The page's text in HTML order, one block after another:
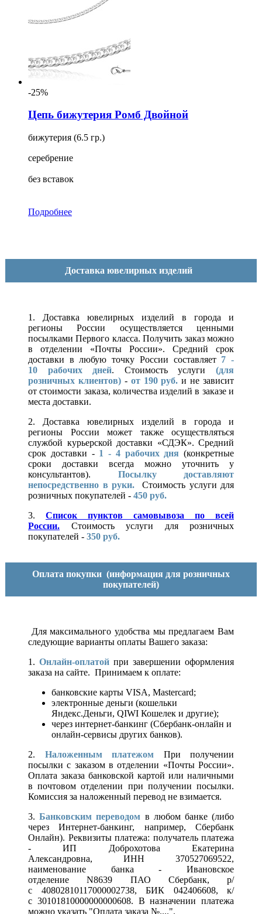
-25%
Цепь бижутерия Ромб Двойной
бижутерия (6.5 гр.)
серебрение
без вставок
Подробнее
Доставка ювелирных изделий
1. Доставка ювелирных изделий в города и
регионы России осуществляется ценными
посылками Первого класса. Получить заказ можно
в отделении «Почты России». Средний срок
доставки в любую точку России составляет 7 -
10 рабочих дней. Стоимость услуги(для
розничных клиентов)- от 190 руб. и не зависит
от стоимости заказа, количества изделий в заказе и
места доставки.
2. Доставка ювелирных изделий в города и
регионы России может также осуществляться
службой курьерской доставки «СДЭК». Средний
срок доставки - 1 - 4 рабочих дня (конкретные
сроки доставки всегда можно уточнить у
консультантов). Посылку доставляют
непосредственно в руки.
Стоимость услуги для
розничных покупателей - 450 руб.
3. Список пунктов самовывоза по всей
России.
Стоимость услуги для розничных
покупателей - 350 руб.
Оплата покупки (информация для розничных
покупателей)
Для максимального удобства мы предлагаем Вам
следующие варианты оплаты Вашего заказа:
1. Онлайн-оплатой при завершении оформления
заказа на сайте. Принимаем к оплате:
банковские карты VISA, Mastercard;
электронные деньги (кошельки
Яндекс.Деньги, QIWI Кошелек и другие);
через интернет-банкинг (Сбербанк-онлайн и
онлайн-сервисы других банков).
2. Наложенным платежом При получении
посылки с заказом в отделении «Почты России».
Оплата заказа банковской картой или наличными
в почтовом отделении при получении посылки.
Комиссия за наложенный перевод не взимается.
3.Банковским переводом в любом банке (либо
через Интернет-банкинг, например, Сбербанк
Онлайн). Реквизиты платежа: получатель платежа
- ИП Доброхотова Екатерина
Александровна, ИНН 370527069522,
наименование банка - Ивановское
отделение N8639 ПАО Сбербанк, р/
с 40802810117000002738, БИК 042406608, к/
с 30101810000000000608. В назначении платежа
можно указать "Оплата заказа №....".